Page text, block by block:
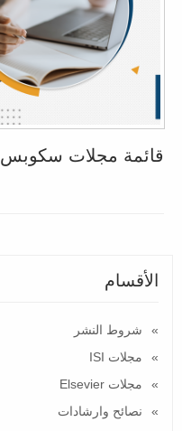
قائمة مجلات سكوبس
الأقسام
شروط النشر
مجلات ISI
مجلات Elsevier
نصائح وارشادات